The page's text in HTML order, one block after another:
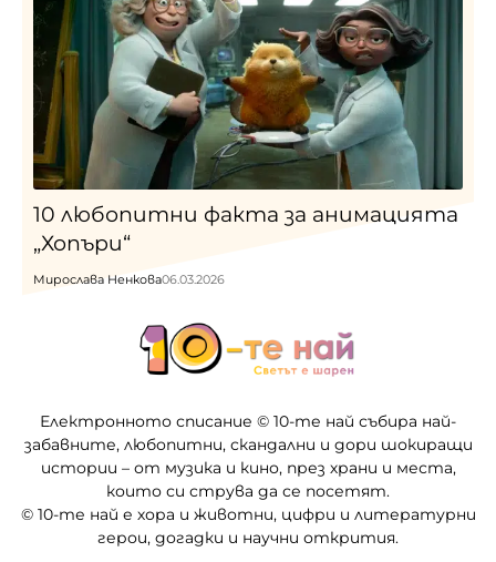
10 любопитни факта за анимацията
„Хопъри“
Мирослава Ненкова06.03.2026
Електронното списание © 10-те най събира най-
забавните, любопитни, скандални и дори шокиращи
истории – от музика и кино, през храни и места,
които си струва да се посетят.
© 10-те най е хора и животни, цифри и литературни
герои, догадки и научни открития.